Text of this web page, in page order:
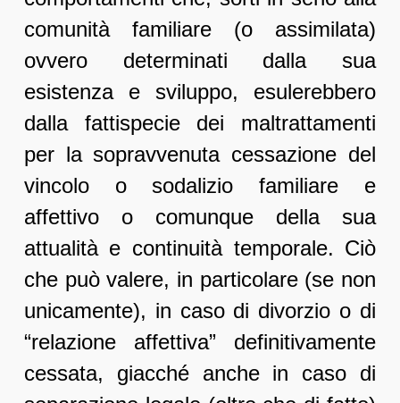
comunità familiare (o assimilata)
ovvero determinati dalla sua
esistenza e sviluppo, esulerebbero
dalla fattispecie dei maltrattamenti
per la sopravvenuta cessazione del
vincolo o sodalizio familiare e
affettivo o comunque della sua
attualità e continuità temporale. Ciò
che può valere, in particolare (se non
unicamente), in caso di divorzio o di
“relazione affettiva” definitivamente
cessata, giacché anche in caso di